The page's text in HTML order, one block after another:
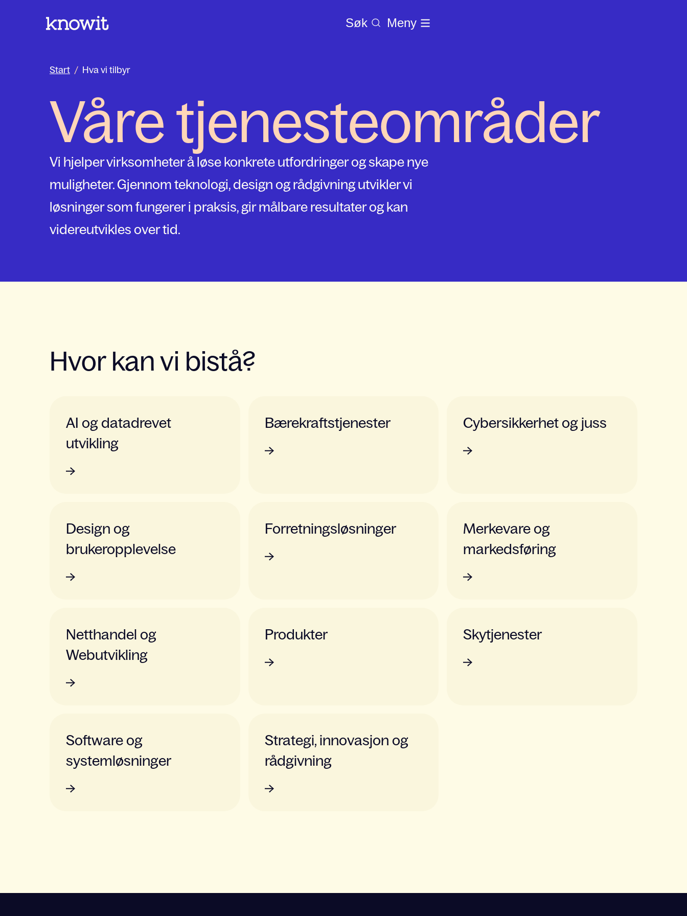
Til hjemmesiden til Knowit Søk Meny
Start / Hva vi tilbyr
Våre tjenesteområder
Vi hjelper virksomheter å løse konkrete utfordringer og skape nye
muligheter. Gjennom teknologi, design og rådgivning utvikler vi
løsninger som fungerer i praksis, gir målbare resultater og kan
videreutvikles over tid.
Hvor kan vi bistå?
AI og datadrevet
utvikling
Bærekraftstjenester Cybersikkerhet og juss
Design og
brukeropplevelse
Forretningsløsninger
Merkevare og
markedsføring
Netthandel og
Webutvikling
Produkter Skytjenester
Software og
systemløsninger
Strategi, innovasjon og
rådgivning